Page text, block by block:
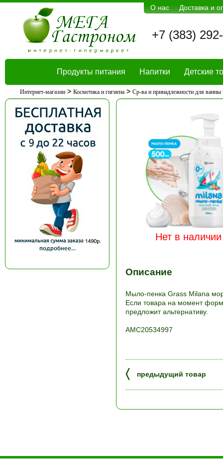
О нас Доставка и
+7 (383)
Продукты питания Напитки Детские
Интернет-магазин> Косметика и гигиена> Ср-ва и принадлежности для
Нет в наличии
Описание
Мыло-пенка Grass Milana
Если товара на момент
предложит альтернативу.
АМС20534997
〈 предыдущий товар